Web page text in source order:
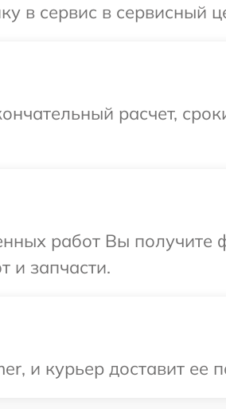
в сервис в сервисный
расчет,
работ Вы получите
и запчасти.
и курьер доставит ее